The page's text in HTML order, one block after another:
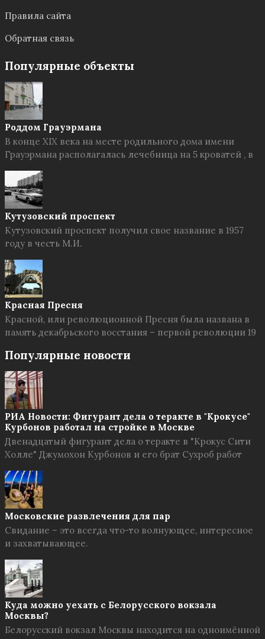
Правила сайта
Обратная связь
Популярные объекты
Роддом Грауэрмана
В конце XIX века на месте родильного дома имени
Грауэрмана располагалась лечебница на 5 кроватей , в
Кутузовский проспект
Кутузовский проспект получил свое название в 1957
году в честь М.И.
Красная Пресня
Красной, или революционной Пресня была названа в
память декабрьского восстания – первой революции 19
Популярные новости
РИА Новости: Фигурант дела о теракте в "Крокусе"
Курбонов работал на стройке в Москве
Двенадцатый фигурант дела о теракте в "Крокус Сити
Холле" Джумохон Курбонов и его брат Сухроб работ
Московские развлечения для пар
Свидание – это всегда что-то волнующее, интересное
и захватывающее.
Куда можно уехать с Белорусского вокзала
Москвы?
Белорусский вокзал Москвы находится на одноимённой